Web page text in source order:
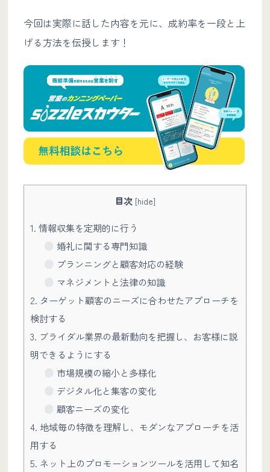
今回は実際に話した内容を元に、成約率を一段と上
げる方法を伝授します！
目次 [hide]
1. 情報収集を定期的に行う
婚礼に関する専門知識
プランニングと顧客対応の経験
マネジメントと法律の知識
2. ターゲット顧客のニーズに合わせたアプローチを
検討する
3. ブライダル業界の最新動向を把握し、お客様に説
明できるようにする
市場規模の縮小と多様化
デジタル化と集客の変化
顧客ニーズの変化
4. 地域毎の特徴を理解し、モダンなアプローチを活
用する
5. ネット上のプロモーションツールを活用して知名